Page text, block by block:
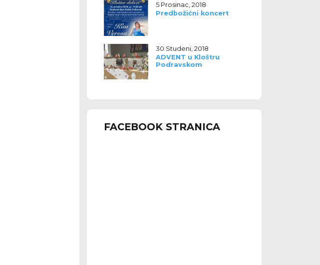
5 Prosinac, 2018
Predbožićni koncert
30 Studeni, 2018
ADVENT u Kloštru
Podravskom
FACEBOOK STRANICA